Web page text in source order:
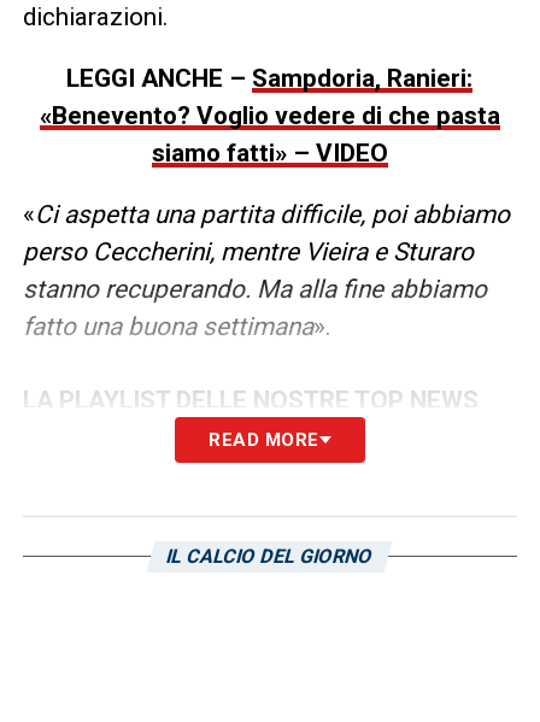
dichiarazioni.
LEGGI ANCHE – Sampdoria, Ranieri:
«Benevento? Voglio vedere di che pasta
siamo fatti» – VIDEO
«Ci aspetta una partita difficile, poi abbiamo
perso Ceccherini, mentre Vieira e Sturaro
stanno recuperando. Ma alla fine abbiamo
fatto una buona settimana».
LA PLAYLIST DELLE NOSTRE TOP NEWS
READ MORE
IL CALCIO DEL GIORNO